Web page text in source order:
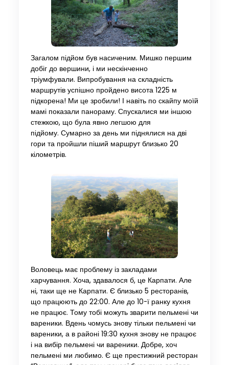
Загалом підйом був насиченим. Мишко першим
добіг до вершини, і ми нескінченно
тріумфували. Випробування на складність
маршрутів успішно пройдено висота 1225 м
підкорена! Ми це зробили! І навіть по скайпу моїй
мамі показали панораму. Спускалися ми іншою
стежкою, що була явно легшою для
підйому. Сумарно за день ми піднялися на дві
гори та пройшли піший маршрут близько 20
кілометрів.
Воловець має проблему із закладами
харчування. Хоча, здавалося б, це Карпати. Але
ні, таки ще не Карпати. Є близько 5 ресторанів,
що працюють до 22:00. Але до 10-ї ранку кухня
не працює. Тому тобі можуть зварити пельмені чи
вареники. Вдень чомусь знову тільки пельмені чи
вареники, а в районі 19:30 кухня знову не працює
і на вибір пельмені чи вареники. Добре, хоч
пельмені ми любимо. Є ще престижний ресторан